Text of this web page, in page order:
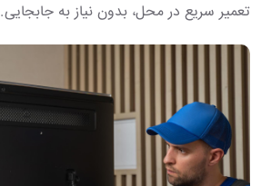
تعمیر سریع در محل، بدون نیاز به جابجایی.